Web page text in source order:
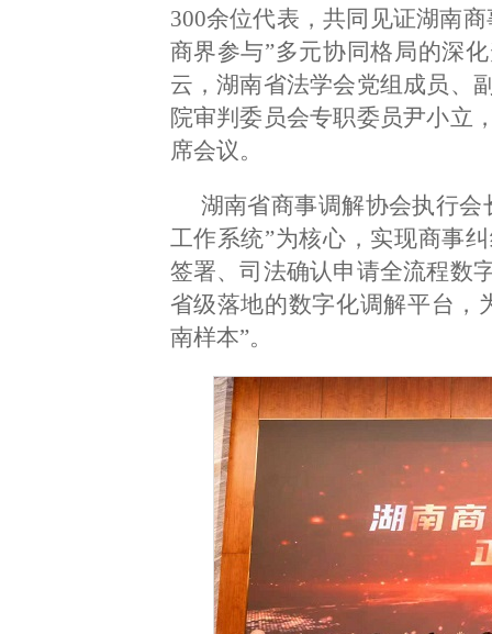
300余位代表，共同见证湖南
商界参与”多元协同格局的深
云，湖南省法学会党组成员、
院审判委员会专职委员尹小立
席会议。
湖南省商事调解协会执行
工作系统”为核心，实现商事
签署、司法确认申请全流程数
省级落地的数字化调解平台，
南样本”。